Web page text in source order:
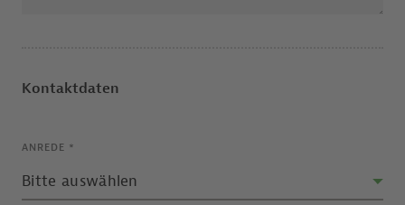
Kontaktdaten
ANREDE *